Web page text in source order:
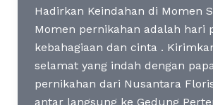
Hadirkan Keindahan di Momen
Momen pernikahan adalah hari
kebahagiaan dan cinta .
selamat yang indah dengan
pernikahan dari Nusantara
antar langsung ke Gedung